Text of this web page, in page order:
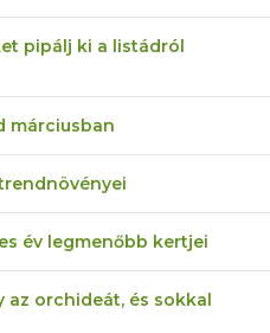
pipálj ki a listádról
márciusban
év legmenőbb kertjei
az orchideát, és sokkal